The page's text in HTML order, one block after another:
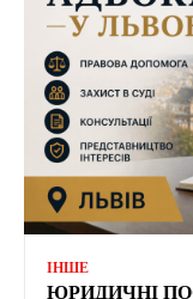
ІНШЕ
ЮРИДИЧНІ